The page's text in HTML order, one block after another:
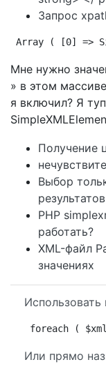
Запрос
Array ( [0] =>
Мне нужно
» в этом
я включил? Я
Получение
Выбор
PHP
работать?
XML-файл
значениях
foreach (
Или прямо